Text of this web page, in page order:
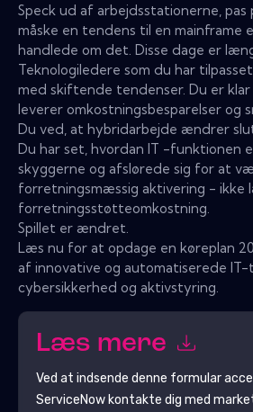
Speck ud af arbejdsstationerne,
måske en tendens til en mainframe
handlede om det. Disse dage er
Teknologiledere som du har
med skiftende tendenser. Du er klar
leverer omkostningsbesparelser og
Du ved, at hybridarbejde ændrer
Du har set, hvordan IT -funktionen
skyggerne og afslørede sig for at
forretningsmæssig aktivering - ikke
forretningsstøtteomkostning.
Spillet er ændret.
Læs nu for at opdage en køreplan
af innovative og automatiserede IT-
cybersikkerhed og aktivstyring.
Læs mere
Ved at indsende denne formular
ServiceNowkontakte dig med